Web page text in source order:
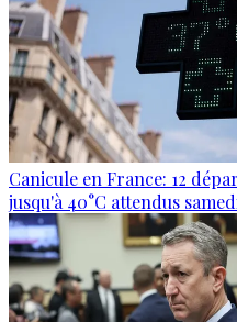
Canicule en France: 12
jusqu'à 40°C attendus